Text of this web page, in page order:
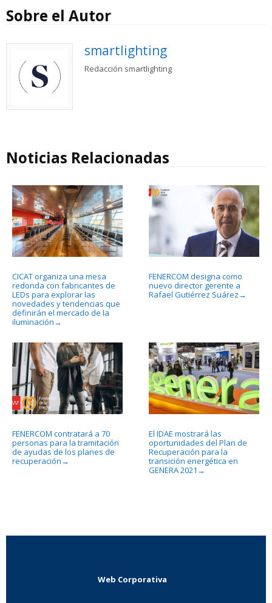
Sobre el Autor
smartlighting
Redacción smartlighting
Noticias Relacionadas
CICAT organiza una mesa
redonda con fabricantes de
LEDs para explorar las
novedades y tendencias que
definirán el mercado de la
iluminación →
FENERCOM designa como
nuevo director gerente a
Rafael Gutiérrez Suárez →
FENERCOM contratará a 70
personas para la tramitación
de ayudas de los planes de
recuperación →
El IDAE mostrará las
oportunidades del Plan de
Recuperación para la
transición energética en
GENERA 2021 →
Web Corporativa